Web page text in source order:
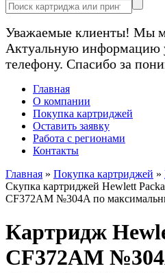
Уважаемые клиенты! Мы
Актуальную информацию
телефону. Спасибо за
Главная
О компании
Покупка картриджей
Оставить заявку
Работа с регионами
Контакты
Главная » Покупка картриджей »
Скупка картриджей Hewlett
CF372AM №304A по
Картридж
CF372AM